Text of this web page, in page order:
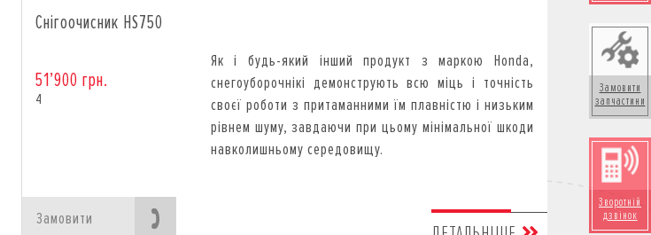
КРЕДИТ
СТРАХУВАННЯ
КОРПОРАТИВНИМ КЛІЄНТАМ
Замовити
запчастини
Зворотній
дзвінок
Снігоочисник HS750
51’900 грн.
4
Як і будь-який інший продукт з маркою Honda,
снегоуборочнікі демонструють всю міць і точність
своєї роботи з притаманними їм плавністю і низьким
рівнем шуму, завдаючи при цьому мінімальної шкоди
навколишньому середовищу.
Замовити